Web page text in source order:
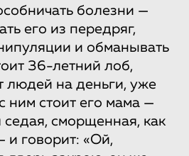
болезни —
его из передряг,
и обманывать
36-летний лоб,
людей на деньги, уже
ним стоит его мама —
седая, сморщенная, как
и говорит: «Ой,